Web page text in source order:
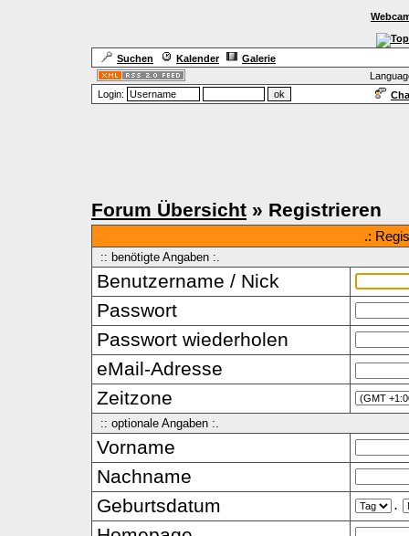
Suchen Kalender
Galerie
Login:
Forum Übersicht » Registrieren
.:
:: benötigte Angaben :.
Benutzername / Nick
Passwort
Passwort wiederholen
eMail-Adresse
Zeitzone
:: optionale Angaben :.
Vorname
Nachname
Geburtsdatum
.